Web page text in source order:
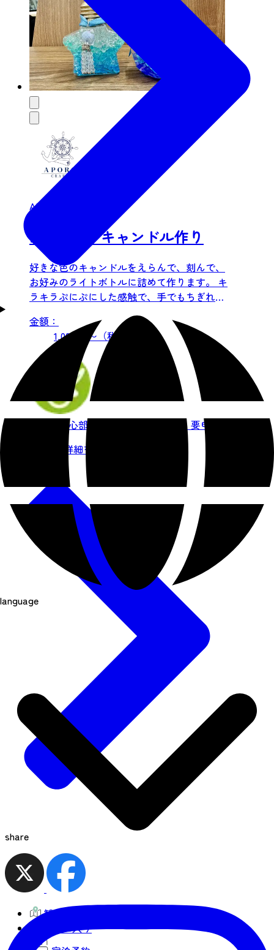
language
APORO
LEDライトキャンドル作り
好きな色のキャンドルをえらんで、刻んで、
お好みのライトボトルに詰めて作ります。 キ
ラキラぷにぷにした感触で、手でもちぎれる
るワークショップとなっております。 お子様
へは首から下げられるようにリボンをサービ
スしております。
金額：
1,000 円〜（税込）
仙台市中心部 伝統工芸・ものづくり 要申込
この事業者の詳細を見る
share
観光MAP
お気に入り